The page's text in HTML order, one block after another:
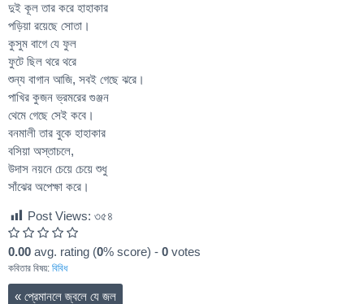
দুই কূল তার করে হাহাকার
পড়িয়া রয়েছে সোতা।
কুসুম বাগে যে ফুল
ফুটে ছিল থরে থরে
শুন্য বাগান আজি, সবই গেছে ঝরে।
পাখির কুজন ভ্রমরের গুঞ্জন
থেমে গেছে সেই কবে।
বনমালী তার বুকে হাহাকার
বসিয়া অস্তাচলে,
উদাস নয়নে চেয়ে চেয়ে শুধু
সাঁঝের অপেক্ষা করে।
Post Views: ৩৫৪
0.00 avg. rating (0% score) - 0 votes
কবিতার বিষয়: বিবিধ
« প্রেমানলে জ্বলে যে জল